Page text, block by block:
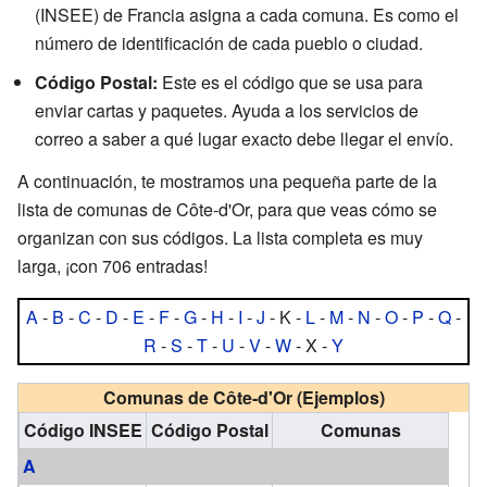
(INSEE) de Francia asigna a cada comuna. Es como el
número de identificación de cada pueblo o ciudad.
Código Postal: Este es el código que se usa para
enviar cartas y paquetes. Ayuda a los servicios de
correo a saber a qué lugar exacto debe llegar el envío.
A continuación, te mostramos una pequeña parte de la
lista de comunas de Côte-d'Or, para que veas cómo se
organizan con sus códigos. La lista completa es muy
larga, ¡con 706 entradas!
A - B -C - D - E - F-G- H - I -J - K - L- M- N -O- P -Q-
R -S -T- U -V-W- X -Y
Comunas de Côte-d'Or (Ejemplos)
Código INSEE Código Postal
Comunas
A